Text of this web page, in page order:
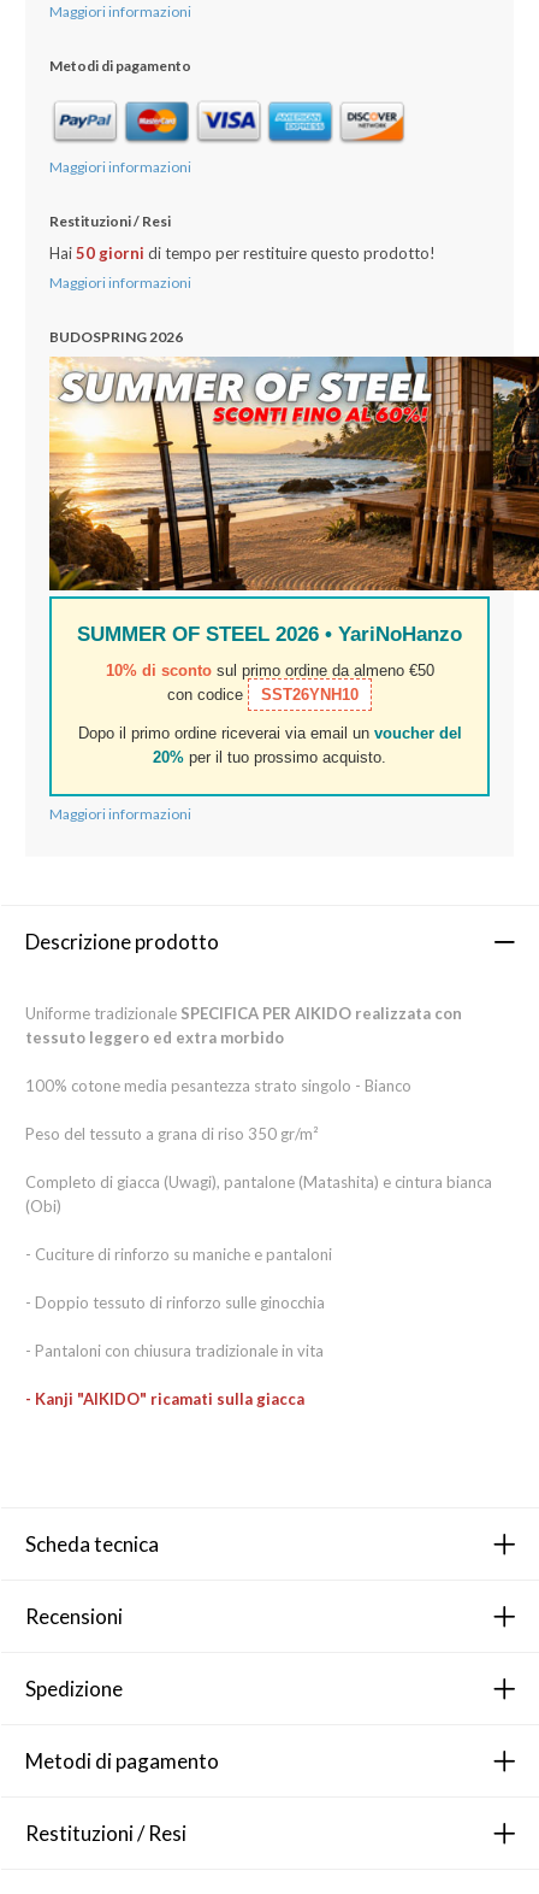
Maggiori informazioni
Metodi di pagamento
Maggiori informazioni
Restituzioni / Resi
Hai50 giorni di tempo per restituire questo prodotto!
Maggiori informazioni
BUDOSPRING 2026
SUMMER OF STEEL 2026 • YariNoHanzo
10% di scontosul primo ordine da almeno €50
con codice
SST26YNH10
Dopo il primo ordine riceverai via email un voucher del
20% per il tuo prossimo acquisto.
Maggiori informazioni
Descrizione prodotto
Uniforme tradizionale SPECIFICA PER AIKIDO realizzata con
tessuto leggero ed extra morbido
100% cotone media pesantezza strato singolo - Bianco
Peso del tessuto a grana di riso 350 gr/m²
Completo di giacca (Uwagi), pantalone (Matashita) e cintura bianca
(Obi)
- Cuciture di rinforzo su maniche e pantaloni
- Doppio tessuto di rinforzo sulle ginocchia
- Pantaloni con chiusura tradizionale in vita
- Kanji "AIKIDO" ricamati sulla giacca
Scheda tecnica
Recensioni
Spedizione
Metodi di pagamento
Restituzioni / Resi